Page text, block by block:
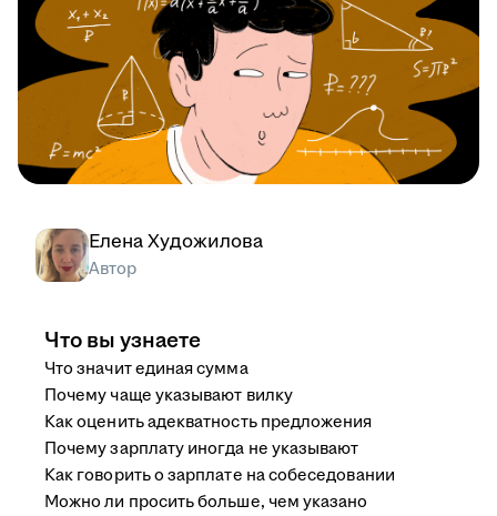
Елена Художилова
Автор
Что вы узнаете
Что значит единая сумма
Почему чаще указывают вилку
Как оценить адекватность предложения
Почему зарплату иногда не указывают
Как говорить о зарплате на собеседовании
Можно ли просить больше, чем указано